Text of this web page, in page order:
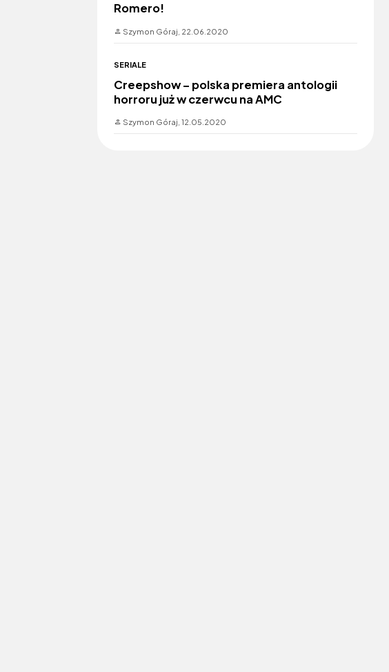
Romero!
Szymon Góraj, 22.06.2020
SERIALE
Creepshow – polska premiera antologii
horroru już w czerwcu na AMC
Szymon Góraj,12.05.2020